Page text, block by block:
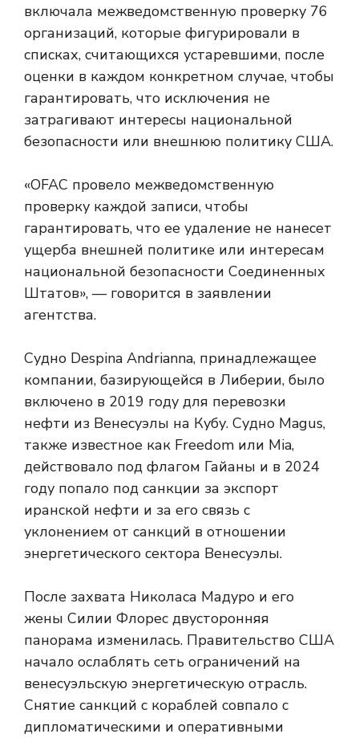
включала межведомственную проверку 76
организаций, которые фигурировали в
списках, считающихся устаревшими, после
оценки в каждом конкретном случае, чтобы
гарантировать, что исключения не
затрагивают интересы национальной
безопасности или внешнюю политику США.
«OFAC провело межведомственную
проверку каждой записи, чтобы
гарантировать, что ее удаление не нанесет
ущерба внешней политике или интересам
национальной безопасности Соединенных
Штатов», — говорится в заявлении
агентства.
Судно Despina Andrianna, принадлежащее
компании, базирующейся в Либерии, было
включено в 2019 году для перевозки
нефти из Венесуэлы на Кубу. Судно Magus,
также известное как Freedom или Mia,
действовало под флагом Гайаны и в 2024
году попало под санкции за экспорт
иранской нефти и за его связь с
уклонением от санкций в отношении
энергетического сектора Венесуэлы.
После захвата Николаса Мадуро и его
жены Силии Флорес двусторонняя
панорама изменилась. Правительство США
начало ослаблять сеть ограничений на
венесуэльскую энергетическую отрасль.
Снятие санкций с кораблей совпало с
дипломатическими и оперативными